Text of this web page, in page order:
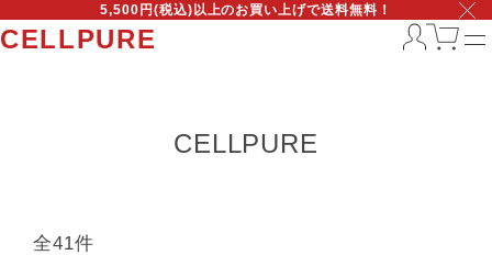
5,500円(税込)以上のお買い上げで送料無料！
CELLPURE
CELLPURE
全41件